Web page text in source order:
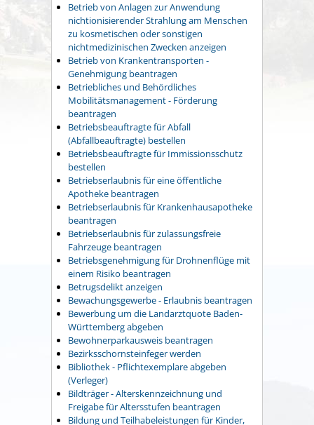
Betrieb von Anlagen zur Anwendung
nichtionisierender Strahlung am Menschen
zu kosmetischen oder sonstigen
nichtmedizinischen Zwecken anzeigen
Betrieb von Krankentransporten -
Genehmigung beantragen
Betriebliches und Behördliches
Mobilitätsmanagement - Förderung
beantragen
Betriebsbeauftragte für Abfall
(Abfallbeauftragte) bestellen
Betriebsbeauftragte für Immissionsschutz
bestellen
Betriebserlaubnis für eine öffentliche
Apotheke beantragen
Betriebserlaubnis für Krankenhausapotheke
beantragen
Betriebserlaubnis für zulassungsfreie
Fahrzeuge beantragen
Betriebsgenehmigung für Drohnenflüge mit
einem Risiko beantragen
Betrugsdelikt anzeigen
Bewachungsgewerbe - Erlaubnis beantragen
Bewerbung um die Landarztquote Baden-
Württemberg abgeben
Bewohnerparkausweis beantragen
Bezirksschornsteinfeger werden
Bibliothek - Pflichtexemplare abgeben
(Verleger)
Bildträger - Alterskennzeichnung und
Freigabe für Altersstufen beantragen
Bildung und Teilhabeleistungen für Kinder,